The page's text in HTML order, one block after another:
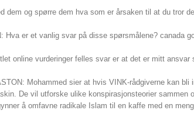
dem og spørre dem hva som er årsaken til at du
Hva er et vanlig svar på disse spørsmålene? canada
online vurderinger felles svar er at det er mitt
Mohammed sier at hvis VINK-rådgiverne kan
De vil utforske ulike konspirasjonsteorier
å omfavne radikale Islam til en kaffe med en